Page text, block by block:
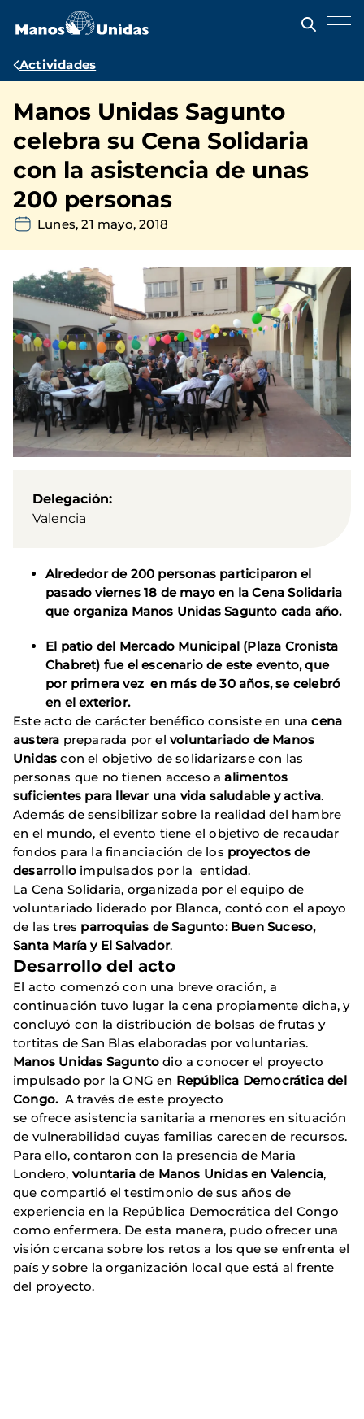
contenido
Ruta
navegación
Actividades
Manos Unidas Sagunto
celebra su Cena Solidaria
con la asistencia de unas
200 personas
Lunes, 21 mayo, 2018
Delegación
Valencia
Alrededor de 200 personas participaron el
pasado viernes 18 de mayo en la Cena Solidaria
que organiza Manos Unidas Sagunto cada año.
El patio del Mercado Municipal (Plaza Cronista
Chabret) fue el escenario de este evento, que
por primera vez en más de 30 años, se celebró
en el exterior.
Este acto de carácter benéfico consiste en unacena
austera preparada por elvoluntariado de Manos
Unidas con el objetivo de solidarizarse con las
personas que no tienen acceso aalimentos
suficientes para llevar una vida saludable y activa.
Además de sensibilizar sobre la realidad del hambre
en el mundo, el evento tiene el objetivo de recaudar
fondos para la financiación de los proyectos de
desarrollo impulsados por la entidad.
La Cena Solidaria, organizada por el equipo de
voluntariado liderado por Blanca, contó con el apoyo
de las tres parroquias de Sagunto: Buen Suceso,
Santa María y El Salvador.
Desarrollo del acto
El acto comenzó con una breve oración, a
continuación tuvo lugar la cena propiamente dicha, y
concluyó con la distribución de bolsas de frutas y
tortitas de San Blas elaboradas por voluntarias.
Manos Unidas Sagunto dio a conocer el proyecto
impulsado por la ONG en República Democrática del
Congo. A través de este proyecto
se ofrece asistencia sanitaria a menores en situación
de vulnerabilidad cuyas familias carecen de recursos.
Para ello, contaron con la presencia de María
Londero, voluntaria de Manos Unidas en Valencia,
que compartió el testimonio de sus años de
experiencia en la República Democrática del Congo
como enfermera. De esta manera, pudo ofrecer una
visión cercana sobre los retos a los que se enfrenta el
país y sobre la organización local que está al frente
del proyecto.